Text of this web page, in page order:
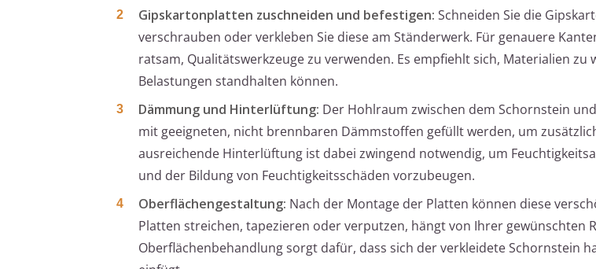
Gipskartonplatten zuschneiden und befestigen: Schneiden Sie die
verschrauben oder verkleben Sie diese am Ständerwerk. Für genauere
ratsam, Qualitätswerkzeuge zu verwenden. Es empfiehlt sich, Materialien zu
Belastungen standhalten können.
Dämmung und Hinterlüftung: Der Hohlraum zwischen dem Schornstein
mit geeigneten, nicht brennbaren Dämmstoffen gefüllt werden, um
ausreichende Hinterlüftung ist dabei zwingend notwendig, um
und der Bildung von Feuchtigkeitsschäden vorzubeugen.
Oberflächengestaltung: Nach der Montage der Platten können diese
Platten streichen, tapezieren oder verputzen, hängt von Ihrer gewünschten
Oberflächenbehandlung sorgt dafür, dass sich der verkleidete Schornstein